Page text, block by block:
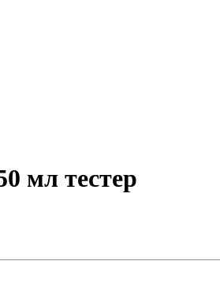
мл тестер